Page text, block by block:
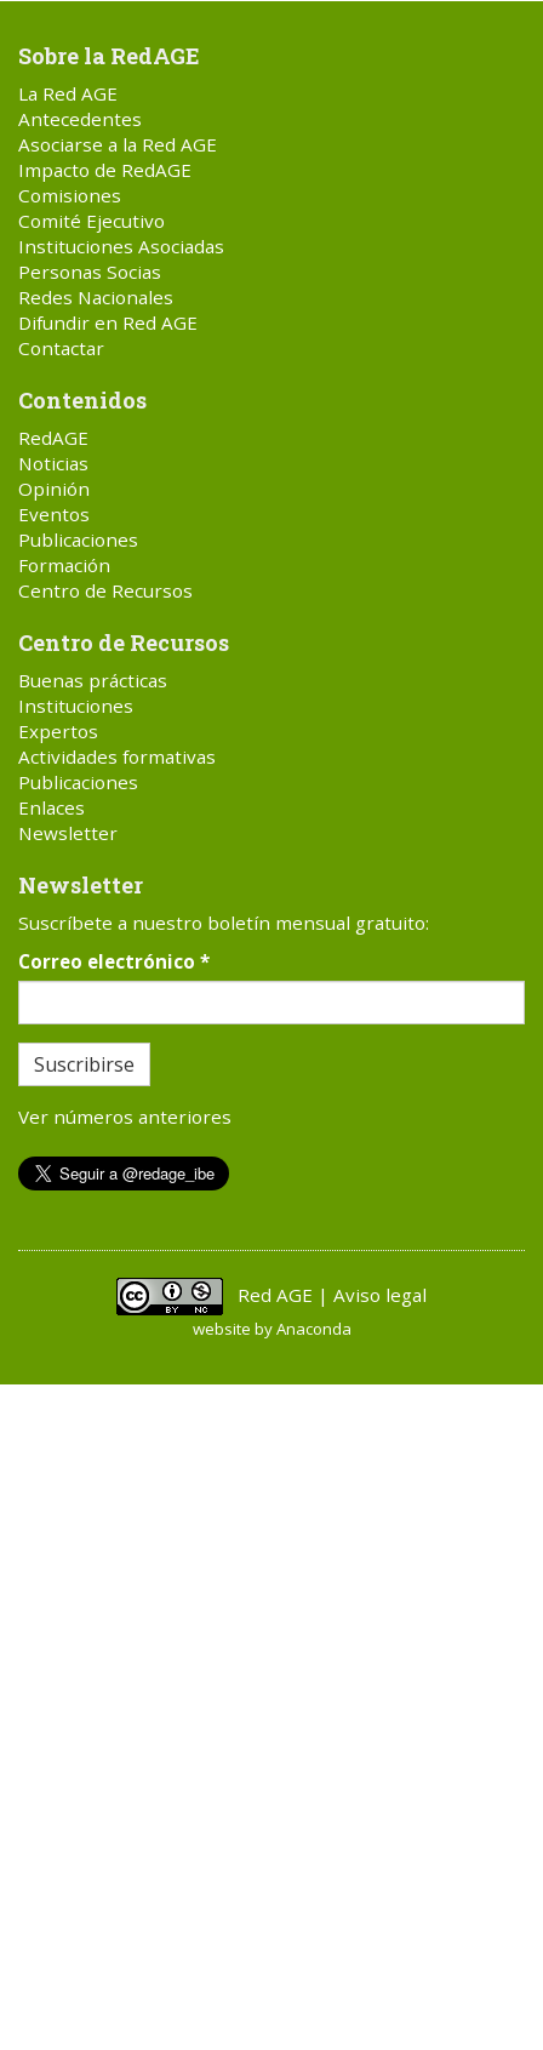
Sobre la RedAGE
La Red AGE
Antecedentes
Asociarse a la Red AGE
Impacto de RedAGE
Comisiones
Comité Ejecutivo
Instituciones Asociadas
Personas Socias
Redes Nacionales
Difundir en Red AGE
Contactar
Contenidos
RedAGE
Noticias
Opinión
Eventos
Publicaciones
Formación
Centro de Recursos
Centro de Recursos
Buenas prácticas
Instituciones
Expertos
Actividades formativas
Publicaciones
Enlaces
Newsletter
Newsletter
Suscríbete a nuestro boletín mensual gratuito:
Correo electrónico *
Suscribirse
Ver números anteriores
Red AGE | Aviso legal
website byAnaconda